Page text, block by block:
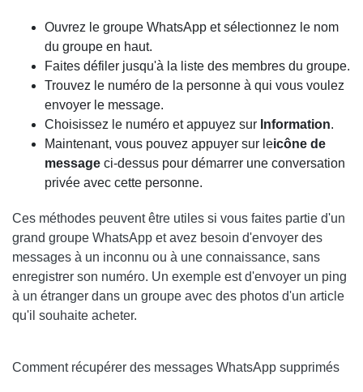
Ouvrez le groupe WhatsApp et sélectionnez le nom
du groupe en haut.
Faites défiler jusqu'à la liste des membres du groupe.
Trouvez le numéro de la personne à qui vous voulez
envoyer le message.
Choisissez le numéro et appuyez sur Information.
Maintenant, vous pouvez appuyer sur leicône de
message ci-dessus pour démarrer une conversation
privée avec cette personne.
Ces méthodes peuvent être utiles si vous faites partie d'un
grand groupe WhatsApp et avez besoin d'envoyer des
messages à un inconnu ou à une connaissance, sans
enregistrer son numéro. Un exemple est d'envoyer un ping
à un étranger dans un groupe avec des photos d'un article
qu'il souhaite acheter.
Comment récupérer des messages WhatsApp supprimés